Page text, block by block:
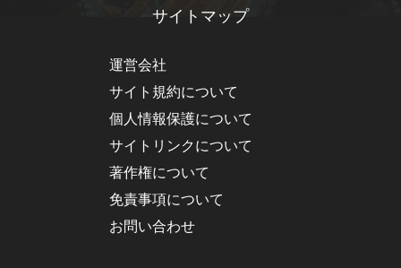
サイトマップ
運営会社
サイト規約について
個人情報保護について
サイトリンクについて
著作権について
免責事項について
お問い合わせ